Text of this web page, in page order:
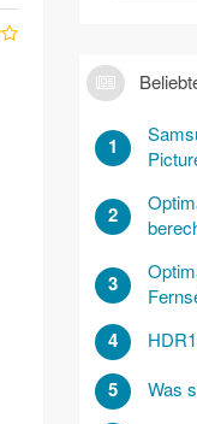
1
2
3
4
5 Was